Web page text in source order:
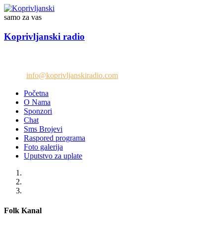
samo za vas
Koprivljanski radio
info@koprivljanskiradio.com
Početna
O Nama
Sponzori
Chat
Sms Brojevi
Raspored programa
Foto galerija
Uputstvo za uplate
Folk Kanal